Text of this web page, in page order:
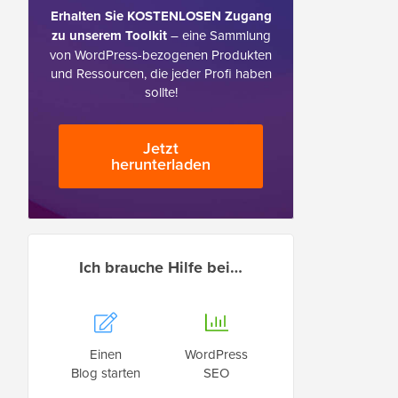
Erhalten Sie KOSTENLOSEN Zugang
zu unserem Toolkit– eine Sammlung
von WordPress-bezogenen Produkten
und Ressourcen, die jeder Profi haben
sollte!
Jetzt
herunterladen
Ich brauche Hilfe bei…
Einen
Blog starten
WordPress
SEO